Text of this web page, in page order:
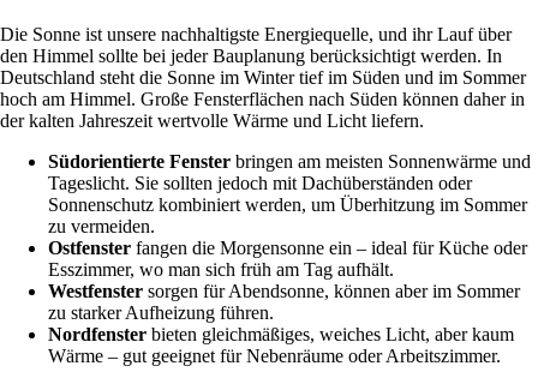
Die Sonne ist unsere nachhaltigste Energiequelle, und ihr Lauf über
den Himmel sollte bei jeder Bauplanung berücksichtigt werden. In
Deutschland steht die Sonne im Winter tief im Süden und im Sommer
hoch am Himmel. Große Fensterflächen nach Süden können daher in
der kalten Jahreszeit wertvolle Wärme und Licht liefern.
Südorientierte Fenster bringen am meisten Sonnenwärme und
Tageslicht. Sie sollten jedoch mit Dachüberständen oder
Sonnenschutz kombiniert werden, um Überhitzung im Sommer
zu vermeiden.
Ostfenster fangen die Morgensonne ein – ideal für Küche oder
Esszimmer, wo man sich früh am Tag aufhält.
Westfenster sorgen für Abendsonne, können aber im Sommer
zu starker Aufheizung führen.
Nordfenster bieten gleichmäßiges, weiches Licht, aber kaum
Wärme – gut geeignet für Nebenräume oder Arbeitszimmer.